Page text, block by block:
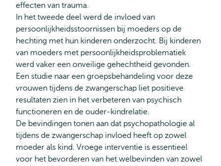
effecten van trauma.
In het tweede deel werd de invloed van
persoonlijkheidsstoornissen bij moeders op de
hechting met hun kinderen onderzocht. Bij kinderen
van moeders met persoonlijkheidsproblematiek
werd vaker een onveilige gehechtheid gevonden.
Een studie naar een groepsbehandeling voor deze
vrouwen tijdens de zwangerschap liet positieve
resultaten zien in het verbeteren van psychisch
functioneren en de ouder-kindrelatie.
De bevindingen tonen aan dat psychopathologie al
tijdens de zwangerschap invloed heeft op zowel
moeder als kind. Vroege interventie is essentieel
voor het bevorderen van het welbevinden van zowel